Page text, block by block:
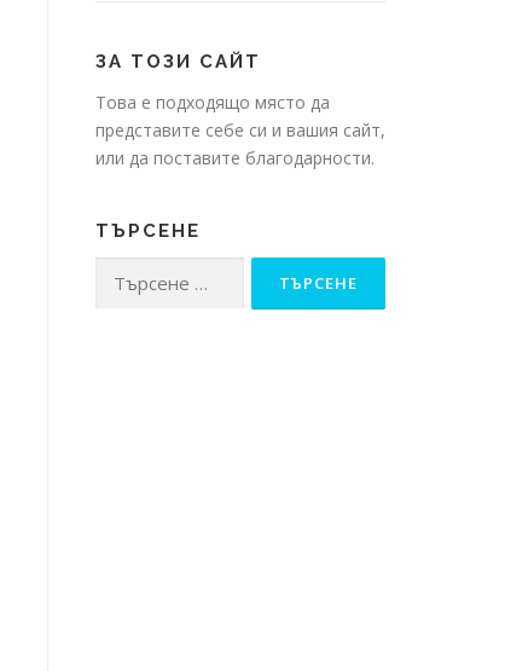
ЗА ТОЗИ САЙТ
Това е подходящо място да
представите себе си и вашия сайт,
или да поставите благодарности.
ТЪРСЕНЕ